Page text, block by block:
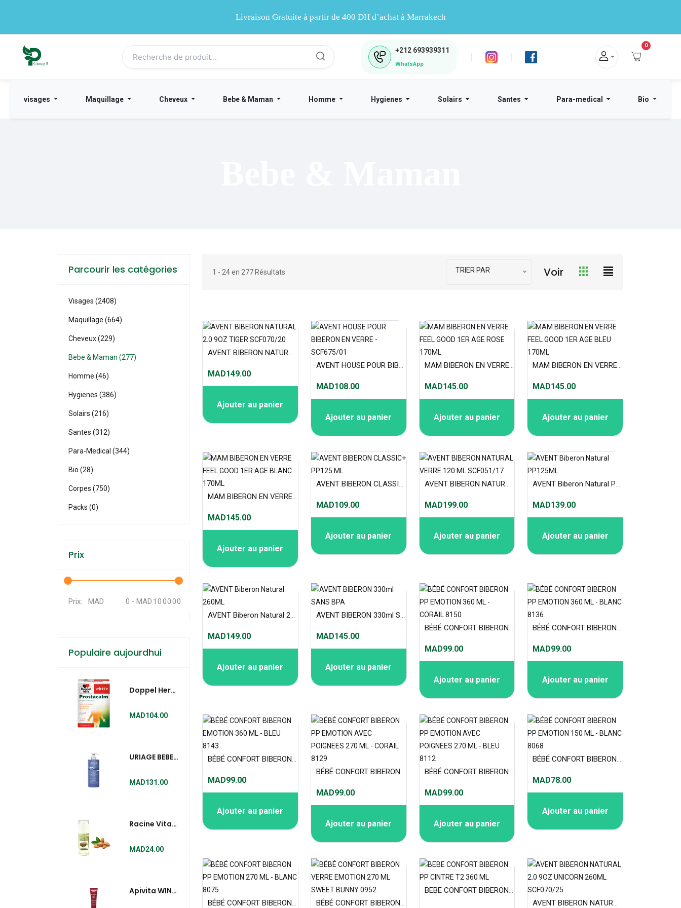
Livraison Gratuite à partir de 400 DH d’achat à Marrakech
+212 693939311
WhatsApp
| |
0
visages Maquillage Cheveux Bebe & Maman Homme Hygienes Solairs Santes Para-medical Bio
1 - 24 en 277 Résultats TRIER PAR Voir
AVENT BIBERON NATURAL 2.0 9OZ TIGER SCF070/20
MAD149.00
Ajouter au panier
AVENT HOUSE POUR BIBERON EN VERRE - SCF675/01
MAD108.00
Ajouter au panier
MAM BIBERON EN VERRE FEEL GOOD 1ER AGE ROSE 170ML
MAD145.00
Ajouter au panier
MAM BIBERON EN VERRE FEEL GOOD 1ER AGE BLEU 170ML
MAD145.00
Ajouter au panier
MAM BIBERON EN VERRE FEEL GOOD 1ER AGE BLANC 170ML
MAD145.00
Ajouter au panier
AVENT BIBERON CLASSIC+ PP125 ML
MAD109.00
Ajouter au panier
AVENT BIBERON NATURAL VERRE 120 ML SCF051/17
MAD199.00
Ajouter au panier
AVENT Biberon Natural PP125ML
MAD139.00
Ajouter au panier
AVENT Biberon Natural 260ML
MAD149.00
Ajouter au panier
AVENT BIBERON 330ml SANS BPA
MAD145.00
Ajouter au panier
BÉBÉ CONFORT BIBERON PP EMOTION 360 ML - CORAIL 8150
MAD99.00
Ajouter au panier
BÉBÉ CONFORT BIBERON PP EMOTION 360 ML - BLANC 8136
MAD99.00
Ajouter au panier
BÉBÉ CONFORT BIBERON EMOTION 360 ML - BLEU 8143
MAD99.00
Ajouter au panier
BÉBÉ CONFORT BIBERON PP EMOTION AVEC POIGNEES 270 ML - CORAIL 8129
MAD99.00
Ajouter au panier
BÉBÉ CONFORT BIBERON PP EMOTION AVEC POIGNEES 270 ML - BLEU 8112
MAD99.00
Ajouter au panier
BÉBÉ CONFORT BIBERON PP EMOTION 150 ML - BLANC 8068
MAD78.00
Ajouter au panier
BÉBÉ CONFORT BIBERON PP EMOTION 270 ML - BLANC 8075 BÉBÉ CONFORT BIBERON VERRE EMOTION 270 ML SWEET BUNNY 0952
BEBE CONFORT BIBERON PP CINTRE T2 360 ML
AVENT BIBERON NATURAL 2.0 9OZ UNICORN 260ML SCF070/25
Parcourir les catégories
Visages (2408)
Maquillage (664)
Cheveux (229)
Bebe & Maman (277)
Homme (46)
Hygienes (386)
Solairs (216)
Santes (312)
Para-Medical (344)
Bio (28)
Corpes (750)
Packs (0)
Prix
Prix: MAD - MAD
Populaire aujourdhui
Doppel Herz
30 Capsules
MAD104.00
URIAGE BEBE
TOILETTE
500ML
MAD131.00
Racine Vita
D'amandes
MAD24.00
Apivita WINE